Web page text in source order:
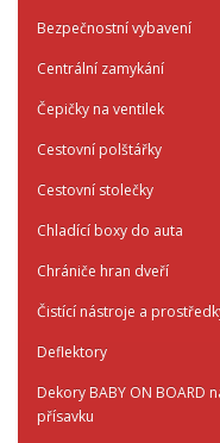
Bezpečnostní vybavení
Centrální zamykání
Čepičky na ventilek
Cestovní polštářky
Cestovní stolečky
Chladící boxy do auta
Chrániče hran dveří
Čistící nástroje a
Deflektory
Dekory BABY ON BOARD
přísavku